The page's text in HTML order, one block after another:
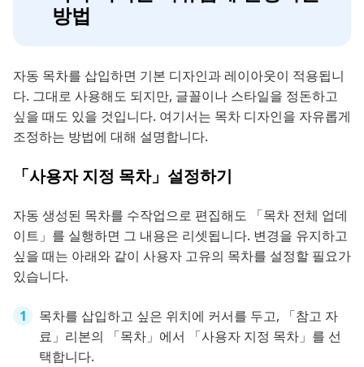
방법
자동 목차를 삽입하면 기본 디자인과 레이아웃이 적용됩니
다. 그대로 사용해도 되지만, 글꼴이나 스타일을 정돈하고
싶을 때도 있을 것입니다. 여기서는 목차 디자인을 자유롭게
조정하는 방법에 대해 설명합니다.
「사용자 지정 목차」설정하기
자동 생성된 목차를 수작업으로 편집해도 「목차 전체 업데
이트」를 실행하면 그 내용은 리셋됩니다. 변경을 유지하고
싶을 때는 아래와 같이 사용자 고유의 목차를 설정할 필요가
있습니다.
목차를 삽입하고 싶은 위치에 커서를 두고, 「참고 자
료」리본의 「목차」에서 「사용자 지정 목차」를 선
택합니다.